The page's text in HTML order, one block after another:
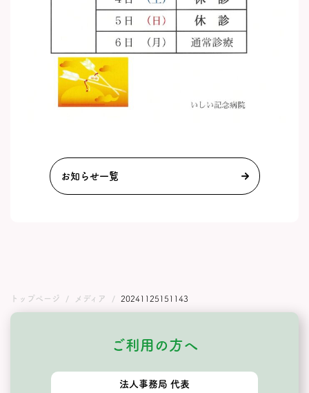
お知らせ一覧
トップページ メディア 20241125151143
ご利用の方へ
法人事務局 代表